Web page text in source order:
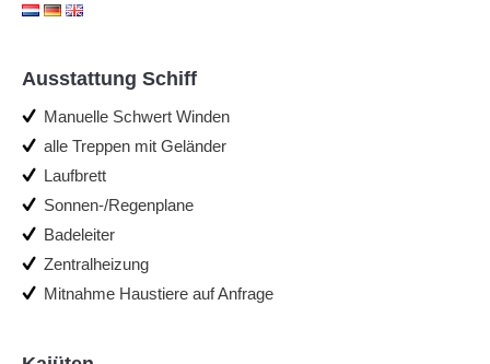
Ausstattung Schiff
Manuelle Schwert Winden
alle Treppen mit Geländer
Laufbrett
Sonnen-/Regenplane
Badeleiter
Zentralheizung
Mitnahme Haustiere auf Anfrage